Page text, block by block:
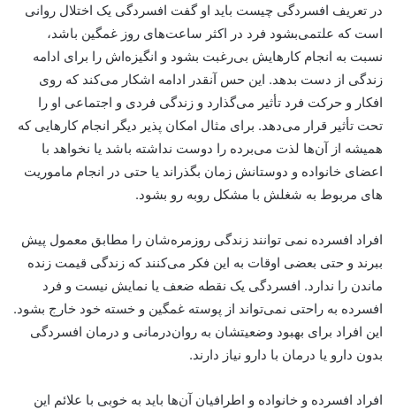
در تعریف افسردگی چیست باید او گفت افسردگی یک اختلال روانی
است که علتمی‌بشود فرد در اکثر ساعت‌های روز غمگین باشد،
نسبت به انجام کارهایش بی‌رغبت بشود و انگیزه‌اش را برای ادامه
زندگی از دست بدهد. این حس آنقدر ادامه اشکار می‌کند که روی
افکار و حرکت فرد تأثیر می‌گذارد و زندگی فردی و اجتماعی او را
تحت تأثیر قرار می‌دهد. برای مثال امکان پذیر دیگر انجام کارهایی که
همیشه از آن‌ها لذت می‌برده را دوست نداشته باشد یا نخواهد با
اعضای خانواده و دوستانش زمان بگذراند یا حتی در انجام ماموریت
های مربوط به شغلش با مشکل روبه رو بشود.
افراد افسرده نمی توانند زندگی روزمره‌شان را مطابق معمول پیش
ببرند و حتی بعضی اوقات به این فکر می‌کنند که زندگی قیمت زنده
ماندن را ندارد. افسردگی یک نقطه ضعف یا نمایش نیست و فرد
افسرده به راحتی نمی‌تواند از پوسته غمگین و خسته خود خارج بشود.
این افراد برای بهبود وضعیتشان به روان‌درمانی و درمان افسردگی
بدون دارو یا درمان با دارو نیاز دارند.
افراد افسرده و خانواده‌ و اطرافیان آن‌ها باید به خوبی با علائم این